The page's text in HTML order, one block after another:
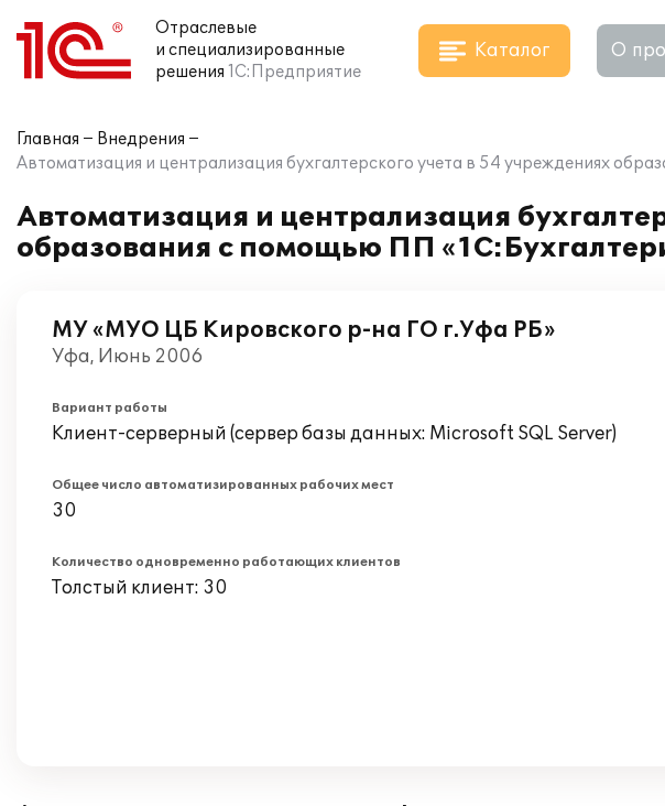
Отраслевые
и специализированные
решения 1С:Предприятие
Каталог О
Главная
Внедрения
Автоматизация и централизация бухгалтерского учета в 54 учреждениях
Автоматизация и централизация
образования с помощью ПП
МУ «МУО ЦБ Кировского р-на ГО г.Уфа РБ»
Уфа, Июнь 2006
Вариант работы
Клиент-серверный (сервер базы данных: Microsoft SQL Server)
Общее число автоматизированных рабочих мест
30
Количество одновременно работающих клиентов
Толстый клиент: 30